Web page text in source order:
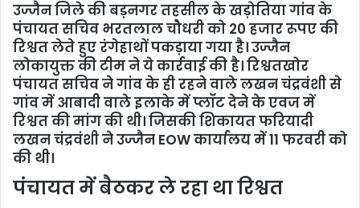
उज्जैन जिले की बड़नगर तहसील के खड़ोतिया गांव के
पंचायत सचिव भरतलाल चौधरी को 20 हजार रूपए की
रिश्वत लेते हुए रंगेहाथों पकड़ाया गया है। उज्जैन
लोकायुक्त की टीम ने ये कार्रवाई की है। रिश्वतखोर
पंचायत सचिव ने गांव के ही रहने वाले लखन चंद्रवंशी से
गांव में आबादी वाले इलाके में प्लॉट देने के एवज में
रिश्वत की मांग की थी। जिसकी शिकायत फरियादी
लखन चंद्रवंशी ने उज्जैन EOW कार्यालय में 11 फरवरी को
की थी।
पंचायत में बैठकर ले रहा था रिश्वत